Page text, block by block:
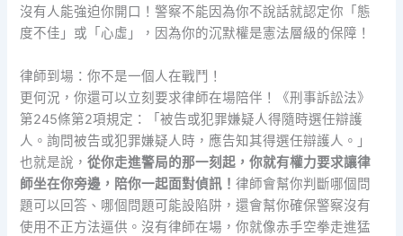
沒有人能強迫你開口！警察不能因為你不說話就認定你「態
度不佳」或「心虛」，因為你的沉默權是憲法層級的保障！
律師到場：你不是一個人在戰鬥！
更何況，你還可以立刻要求律師在場陪伴！《刑事訴訟法》
第245條第2項規定：「被告或犯罪嫌疑人得隨時選任辯護
人。詢問被告或犯罪嫌疑人時，應告知其得選任辯護人。」
也就是說，從你走進警局的那一刻起，你就有權力要求讓律
師坐在你旁邊，陪你一起面對偵訊！律師會幫你判斷哪個問
題可以回答、哪個問題可能設陷阱，還會幫你確保警察沒有
使用不正方法逼供。沒有律師在場，你就像赤手空拳走進猛